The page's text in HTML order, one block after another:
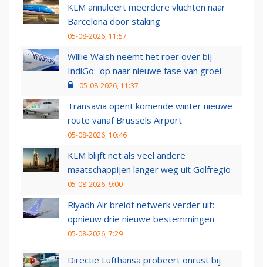
KLM annuleert meerdere vluchten naar
Barcelona door staking
05-08-2026, 11:57
Willie Walsh neemt het roer over bij
IndiGo: 'op naar nieuwe fase van groei'
05-08-2026, 11:37
Transavia opent komende winter nieuwe
route vanaf Brussels Airport
05-08-2026, 10:46
KLM blijft net als veel andere
maatschappijen langer weg uit Golfregio
05-08-2026, 9:00
Riyadh Air breidt netwerk verder uit:
opnieuw drie nieuwe bestemmingen
05-08-2026, 7:29
Directie Lufthansa probeert onrust bij